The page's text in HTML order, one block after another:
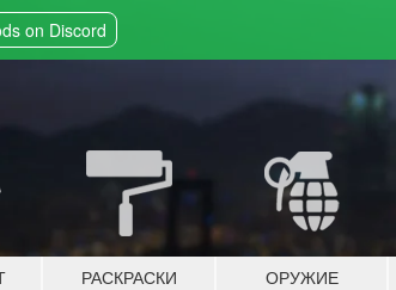
on Discord
РАСКРАСКИ ОРУЖИЕ